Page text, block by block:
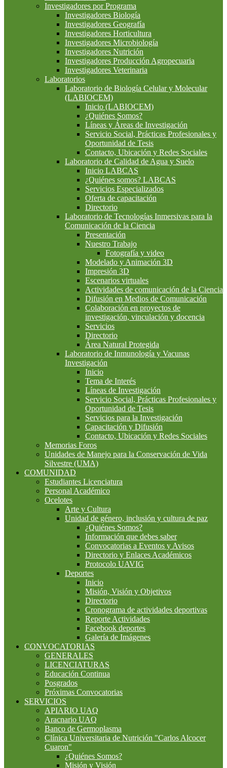
Investigadores por Programa
Investigadores Biología
Investigadores Geografía
Investigadores Horticultura
Investigadores Microbiología
Investigadores Nutrición
Investigadores Producción Agropecuaria
Investigadores Veterinaria
Laboratorios
Laboratorio de Biología Celular y Molecular
(LABIOCEM)
Inicio (LABIOCEM)
¿Quiénes Somos?
Líneas y Áreas de Investigación
Servicio Social, Prácticas Profesionales y
Oportunidad de Tesis
Contacto, Ubicación y Redes Sociales
Laboratorio de Calidad de Agua y Suelo
Inicio LABCAS
¿Quiénes somos? LABCAS
Servicios Especializados
Oferta de capacitación
Directorio
Laboratorio de Tecnologías Inmersivas para la
Comunicación de la Ciencia
Presentación
Nuestro Trabajo
Fotografía y video
Modelado y Animación 3D
Impresión 3D
Escenarios virtuales
Actividades de comunicación de la Ciencia
Difusión en Medios de Comunicación
Colaboración en proyectos de
investigación, vinculación y docencia
Servicios
Directorio
Área Natural Protegida
Laboratorio de Inmunología y Vacunas
Investigación
Inicio
Tema de Interés
Líneas de Investigación
Servicio Social, Prácticas Profesionales y
Oportunidad de Tesis
Servicios para la Investigación
Capacitación y Difusión
Contacto, Ubicación y Redes Sociales
Memorias Foros
Unidades de Manejo para la Conservación de Vida
Silvestre (UMA)
COMUNIDAD
Estudiantes Licenciatura
Personal Académico
Ocelotes
Arte y Cultura
Unidad de género, inclusión y cultura de paz
¿Quiénes Somos?
Información que debes saber
Convocatorias a Eventos y Avisos
Directorio y Enlaces Académicos
Protocolo UAVIG
Deportes
Inicio
Misión, Visión y Objetivos
Directorio
Cronograma de actividades deportivas
Reporte Actividades
Facebook deportes
Galería de Imágenes
CONVOCATORIAS
GENERALES
LICENCIATURAS
Educación Continua
Posgrados
Próximas Convocatorias
SERVICIOS
APIARIO UAQ
Aracnario UAQ
Banco de Germoplasma
Clínica Universitaria de Nutrición "Carlos Alcocer
Cuaron"
¿Quiénes Somos?
Misión y Visión